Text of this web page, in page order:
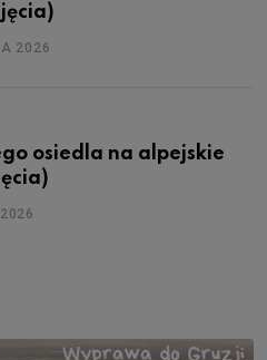
2026
osiedla na alpejskie